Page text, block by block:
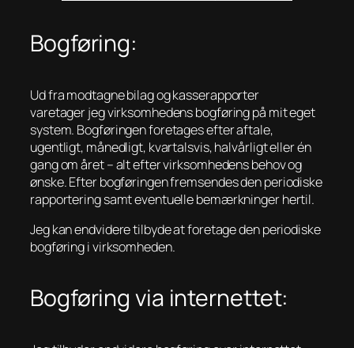
Bogføring:
Ud fra modtagne bilag og kasserapporter
varetager jeg virksomhedens bogføring på mit eget
system. Bogføringen foretages efter aftale,
ugentligt, månedligt, kvartalsvis, halvårligt eller én
gang om året – alt efter virksomhedens behov og
ønske. Efter bogføringen fremsendes den periodiske
rapportering samt eventuelle bemærkninger hertil.
Jeg kan endvidere tilbyde at foretage den periodiske
bogføring i virksomheden.
Bogføring via internettet: